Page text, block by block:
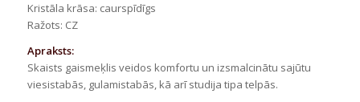
Kristāla krāsa: caurspīdīgs
Ražots: CZ
Apraksts:
Skaists gaismeķlis veidos komfortu un izsmalcinātu sajūtu
viesistabās, gulamistabās, kā arī studija tipa telpās.